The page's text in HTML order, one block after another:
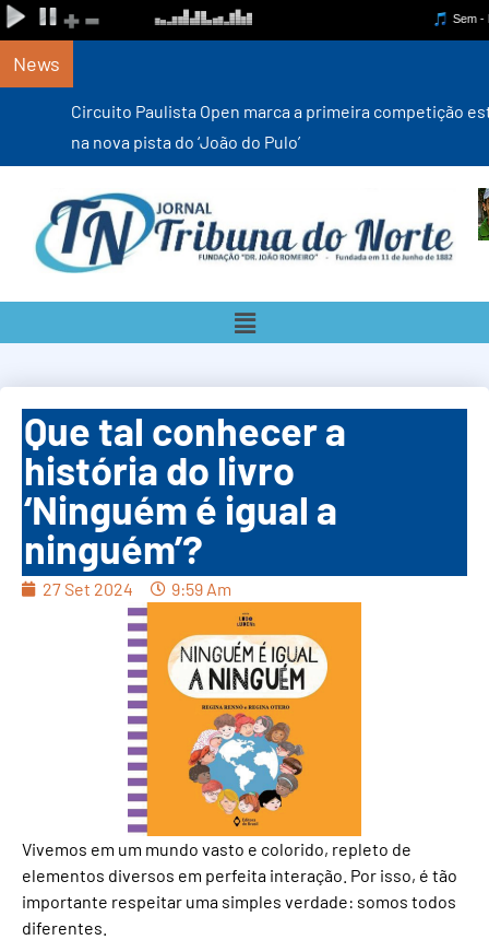
News
Circuito Paulista Open marca a primeira competição estadual
na nova pista do ‘João do Pulo’
Que tal conhecer a
história do livro
‘Ninguém é igual a
ninguém’?
27 Set 2024 9:59 Am
Vivemos em um mundo vasto e colorido, repleto de
elementos diversos em perfeita interação. Por isso, é tão
importante respeitar uma simples verdade: somos todos
diferentes.